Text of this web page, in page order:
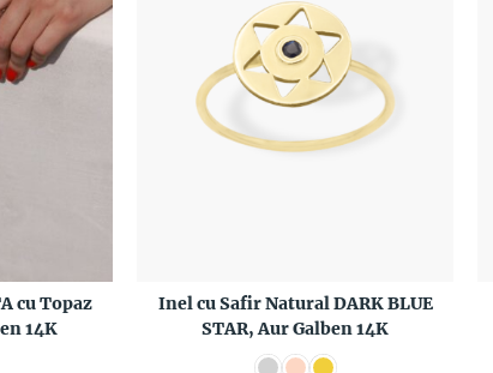
cu Topaz
14K
Inel cu Safir Natural DARK BLUE
STAR, Aur Galben 14K